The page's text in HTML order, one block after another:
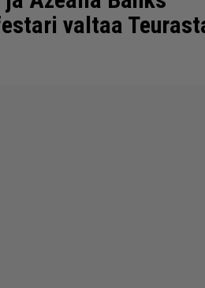
valtaa